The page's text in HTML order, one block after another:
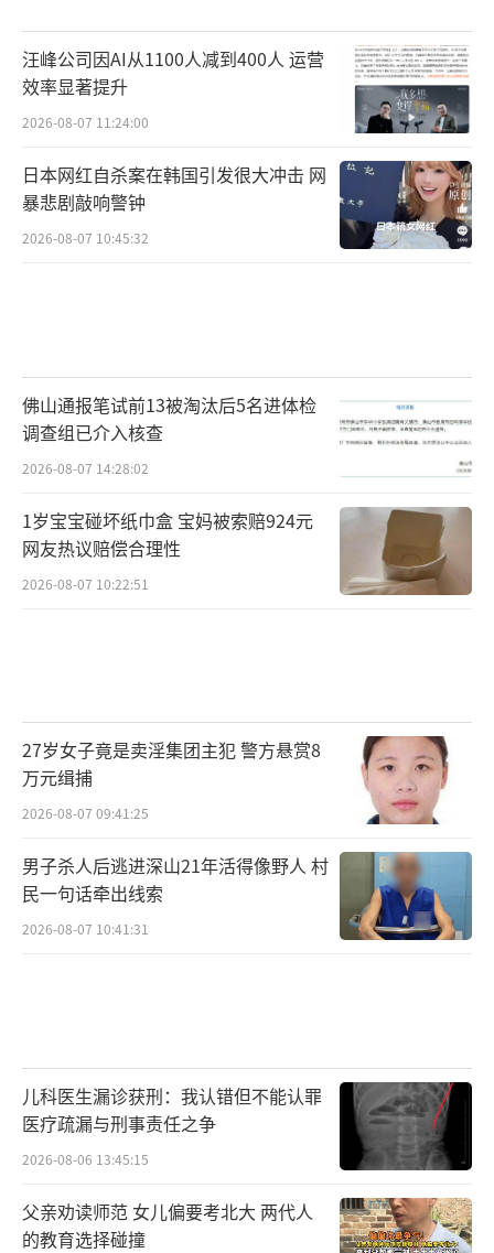
汪峰公司因AI从1100人减到400人 运营
效率显著提升
2026-08-07 11:24:00
日本网红自杀案在韩国引发很大冲击 网
暴悲剧敲响警钟
2026-08-07 10:45:32
佛山通报笔试前13被淘汰后5名进体检
调查组已介入核查
2026-08-07 14:28:02
1岁宝宝碰坏纸巾盒 宝妈被索赔924元
网友热议赔偿合理性
2026-08-07 10:22:51
27岁女子竟是卖淫集团主犯 警方悬赏8
万元缉捕
2026-08-07 09:41:25
男子杀人后逃进深山21年活得像野人 村
民一句话牵出线索
2026-08-07 10:41:31
儿科医生漏诊获刑：我认错但不能认罪
医疗疏漏与刑事责任之争
2026-08-06 13:45:15
父亲劝读师范 女儿偏要考北大 两代人
的教育选择碰撞